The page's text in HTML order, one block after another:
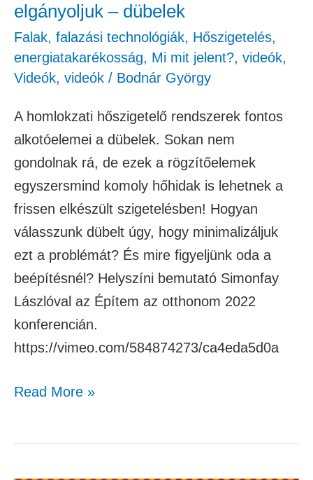
elgányoljuk – dübelek
Falak, falazási technológiák, Hőszigetelés,
energiatakarékosság, Mi mit jelent?, videók,
Videók, videók / Bodnár György
A homlokzati hőszigetelő rendszerek fontos
alkotóelemei a dübelek. Sokan nem
gondolnak rá, de ezek a rögzítőelemek
egyszersmind komoly hőhidak is lehetnek a
frissen elkészült szigetelésben! Hogyan
válasszunk dübelt úgy, hogy minimalizáljuk
ezt a problémát? És mire figyeljünk oda a
beépítésnél? Helyszíni bemutató Simonfay
Lászlóval az Építem az otthonom 2022
konferencián.
https://vimeo.com/584874273/ca4eda5d0a
Read More »